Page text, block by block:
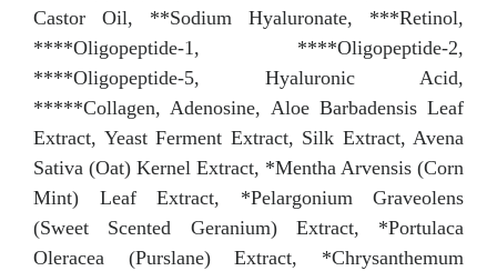
Castor Oil, **Sodium Hyaluronate, ***Retinol,
****Oligopeptide-1, ****Oligopeptide-2,
****Oligopeptide-5, Hyaluronic Acid,
*****Collagen, Adenosine, Aloe Barbadensis Leaf
Extract, Yeast Ferment Extract, Silk Extract, Avena
Sativa (Oat) Kernel Extract, *Mentha Arvensis (Corn
Mint) Leaf Extract, *Pelargonium Graveolens
(Sweet Scented Geranium) Extract, *Portulaca
Oleracea (Purslane) Extract, *Chrysanthemum